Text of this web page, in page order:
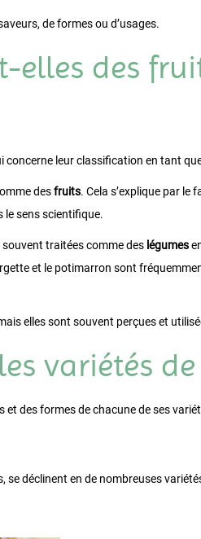
de formes ou d’usages.
elles des
leur classification en tant
desfruits. Cela s’explique par le
le sens scientifique.
traitées comme des légumes
et le potimarron sont
elles sont souvent perçues et
variétés
des formes de chacune de ses
déclinent en de nombreuses